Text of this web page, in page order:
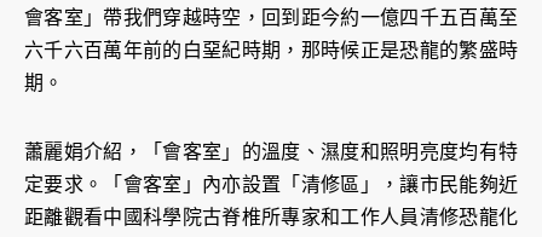
會客室」帶我們穿越時空，回到距今約一億四千五百萬至
六千六百萬年前的白堊紀時期，那時候正是恐龍的繁盛時
期。
蕭麗娟介紹，「會客室」的溫度、濕度和照明亮度均有特
定要求。「會客室」內亦設置「清修區」，讓市民能夠近
距離觀看中國科學院古脊椎所專家和工作人員清修恐龍化